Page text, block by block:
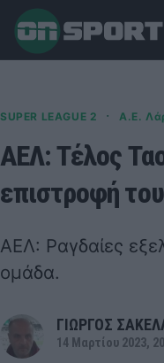
SUPER LEAGUE 2 · Α.Ε.
ΑΕΛ: Τέλος
επιστροφή
ΑΕΛ: Ραγδαίες
ομάδα.
ΓΙΩΡΓΟΣ
14 Μαρτίου 2023,